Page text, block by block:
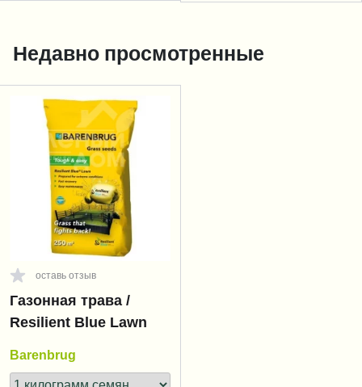
Недавно просмотренные
оставь отзыв
Газонная трава /
Resilient Blue Lawn
Barenbrug